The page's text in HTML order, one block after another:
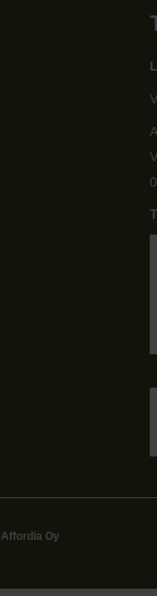
Affordia Oy